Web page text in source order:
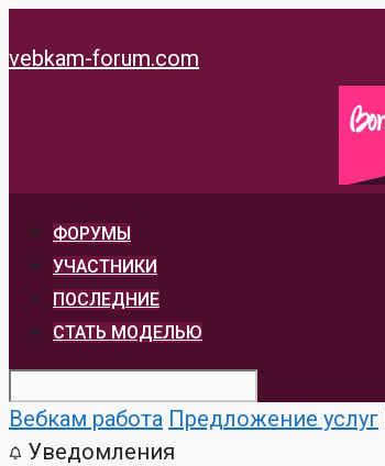
к
vebkam-forum.com
ФОРУМЫ
УЧАСТНИКИ
ПОСЛЕДНИЕ
СТАТЬ МОДЕЛЬЮ
Вебкам работа Предложение услуг
Уведомления